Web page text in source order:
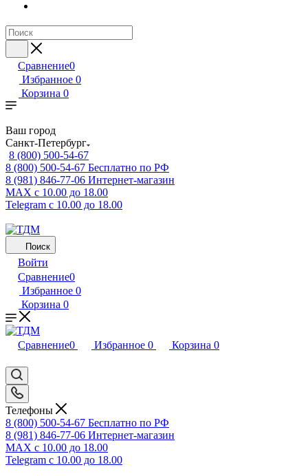
Сравнение0
Избранное 0
Корзина 0
Ваш город
Санкт-Петербург
8 (800) 500-54-67
8 (800) 500-54-67 Бесплатно по РФ
8 (981) 846-77-06 Интернет-магазин
MAX с 10.00 до 18.00
Telegram с 10.00 до 18.00
Поиск
Войти
Сравнение0
Избранное 0
Корзина 0
Сравнение0 Избранное 0 Корзина 0
Телефоны
8 (800) 500-54-67 Бесплатно по РФ
8 (981) 846-77-06 Интернет-магазин
MAX с 10.00 до 18.00
Telegram с 10.00 до 18.00